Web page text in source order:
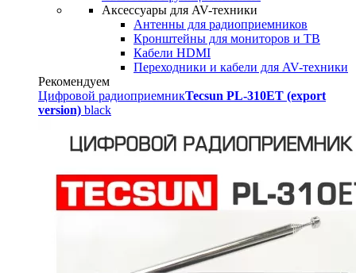
Аксессуары для AV-техники
Антенны для радиоприемников
Кронштейны для мониторов и ТВ
Кабели HDMI
Переходники и кабели для AV-техники
Рекомендуем
Цифровой радиоприемникTecsun PL-310ET (export
version) black